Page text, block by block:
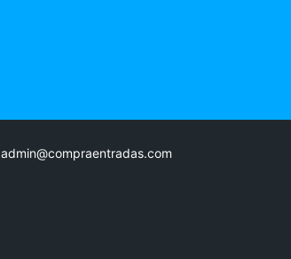
admin@compraentradas.com